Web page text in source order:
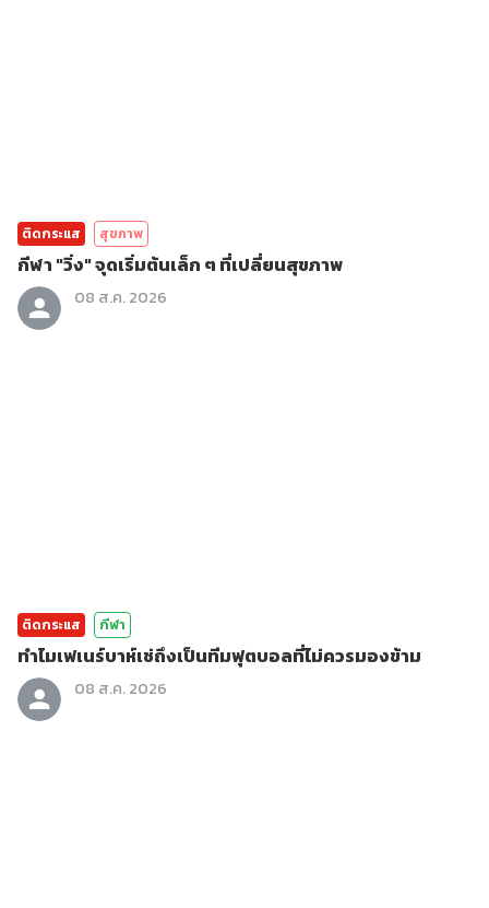
ติดกระแส สุขภาพ
กีฬา "วิ่ง" จุดเริ่มต้นเล็ก ๆ ที่เปลี่ยนสุขภาพ
08 ส.ค. 2026
ติดกระแส กีฬา
ทำไมเฟเนร์บาห์เช่ถึงเป็นทีมฟุตบอลที่ไม่ควรมองข้าม
08 ส.ค. 2026